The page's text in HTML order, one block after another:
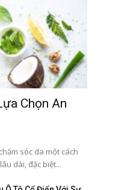
Chọn An
sóc da một cách
dài, đặc biệt...